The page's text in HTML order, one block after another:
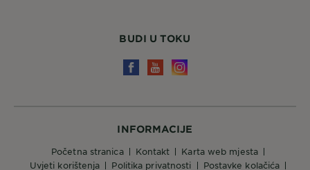
INFORMACIJE
početna stranica kontakt
karta web mjesta
uvjeti korištenja
politika privatnosti postavke kolačića
BUDI U TOKU